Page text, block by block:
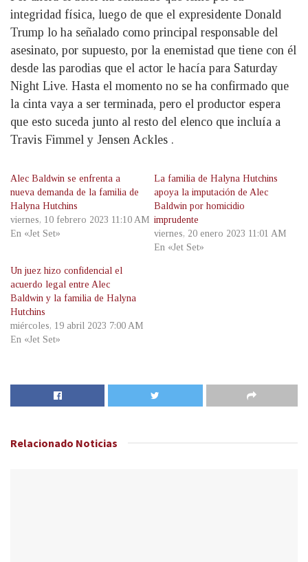
integridad física, luego de que el expresidente Donald
Trump lo ha señalado como principal responsable del
asesinato, por supuesto, por la enemistad que tiene con él
desde las parodias que el actor le hacía para Saturday
Night Live. Hasta el momento no se ha confirmado que
la cinta vaya a ser terminada, pero el productor espera
que esto suceda junto al resto del elenco que incluía a
Travis Fimmel y Jensen Ackles .
Alec Baldwin se enfrenta a
nueva demanda de la familia de
Halyna Hutchins
viernes, 10 febrero 2023 11:10 AM
En «Jet Set»
La familia de Halyna Hutchins
apoya la imputación de Alec
Baldwin por homicidio
imprudente
viernes, 20 enero 2023 11:01 AM
En «Jet Set»
Un juez hizo confidencial el
acuerdo legal entre Alec
Baldwin y la familia de Halyna
Hutchins
miércoles, 19 abril 2023 7:00 AM
En «Jet Set»
Relacionado Noticias